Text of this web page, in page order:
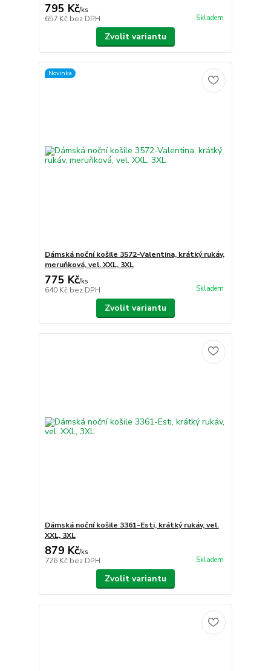
795 Kč/ks
657 Kč bez DPH Skladem
Zvolit variantu
Novinka
Dámská noční košile 3572-Valentina, krátký rukáv,
meruňková, vel. XXL, 3XL
775 Kč/ks
640 Kč bez DPH Skladem
Zvolit variantu
Dámská noční košile 3361-Esti, krátký rukáv, vel.
XXL, 3XL
879 Kč/ks
726 Kč bez DPH Skladem
Zvolit variantu